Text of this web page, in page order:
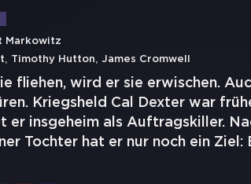
Markowitz
, Timothy Hutton, James Cromwell
fliehen, wird er sie erwischen.
Kriegsheld Cal Dexter war
er insgeheim als Auftragskiller.
Tochter hat er nur noch ein Ziel: